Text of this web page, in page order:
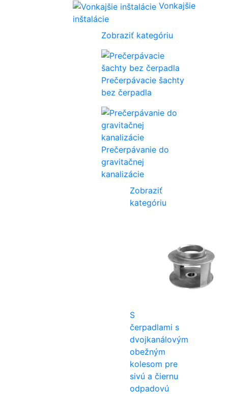
Vonkajšie
inštalácie
Zobraziť kategóriu
Prečerpávacie šachty
bez čerpadla
Prečerpávanie do
gravitačnej
kanalizácie
Zobraziť
kategóriu
S
čerpadlami s
dvojkanálovým
obežným
kolesom pre
sivú a čiernu
odpadovú